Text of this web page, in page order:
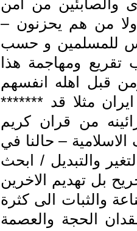
والصابئين من امن
من هم يحزنون –
للمسلمين و حسب
ومهاجمة هذا
قبل اهله انفسهم
مثلا قد *******
من قران كريم
– حالنا في
والتبديل / ابحث
بل تهديم الاخرين
والثبات الى كثرة
الحجة والعصمة